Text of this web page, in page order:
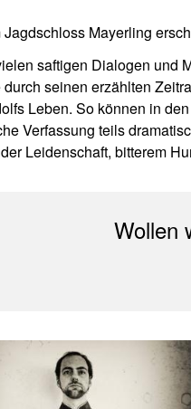
Jagdschloss Mayerling
saftigen Dialogen und
durch seinen erzählten
Leben. So können in
Verfassung teils
Leidenschaft, bitterem
Wollen